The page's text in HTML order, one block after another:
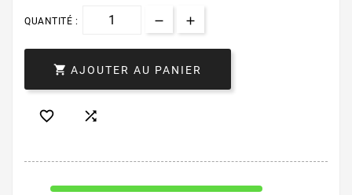
QUANTITÉ :
 AJOUTER AU PANIER
 